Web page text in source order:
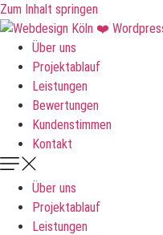
Zum Inhalt springen
Über uns
Projektablauf
Leistungen
Bewertungen
Kundenstimmen
Kontakt
Über uns
Projektablauf
Leistungen